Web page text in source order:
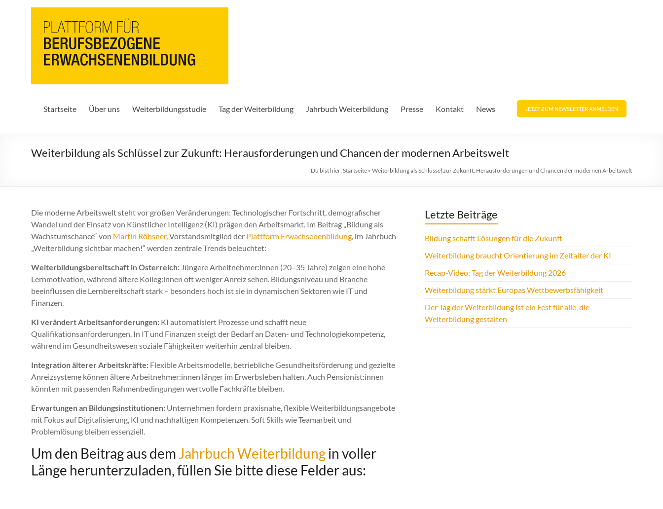
PbEB
Plattform
berufsbezogene
Startseite Über uns Weiterbildungsstudie Tag der Weiterbildung Jahrbuch Weiterbildung Presse Kontakt News JETZT ZUM NEWSLETTER ANMELDEN
Weiterbildung als Schlüssel zur Zukunft: Herausforderungen und Chancen der modernen Arbeitswelt
Du bist hier: Startseite » Weiterbildung als Schlüssel zur Zukunft: Herausforderungen und Chancen der modernen Arbeitswelt
Die moderne Arbeitswelt steht vor großen Veränderungen: Technologischer Fortschritt, demografischer
Wandel und der Einsatz von Künstlicher Intelligenz (KI) prägen den Arbeitsmarkt. Im Beitrag „Bildung als
Wachstumschance“ von Martin Röhsner, Vorstandsmitglied der Plattform Erwachsenenbildung, im Jahrbuch
„Weiterbildung sichtbar machen!“ werden zentrale Trends beleuchtet:
Weiterbildungsbereitschaft in Österreich: Jüngere Arbeitnehmer:innen (20–35 Jahre) zeigen eine hohe
Lernmotivation, während ältere Kolleg:innen oft weniger Anreiz sehen. Bildungsniveau und Branche
beeinflussen die Lernbereitschaft stark – besonders hoch ist sie in dynamischen Sektoren wie IT und
Finanzen.
KI verändert Arbeitsanforderungen: KI automatisiert Prozesse und schafft neue
Qualifikationsanforderungen. In IT und Finanzen steigt der Bedarf an Daten- und Technologiekompetenz,
während im Gesundheitswesen soziale Fähigkeiten weiterhin zentral bleiben.
Integration älterer Arbeitskräfte: Flexible Arbeitsmodelle, betriebliche Gesundheitsförderung und gezielte
Anreizsysteme können ältere Arbeitnehmer:innen länger im Erwerbsleben halten. Auch Pensionist:innen
könnten mit passenden Rahmenbedingungen wertvolle Fachkräfte bleiben.
Erwartungen an Bildungsinstitutionen: Unternehmen fordern praxisnahe, flexible Weiterbildungsangebote
mit Fokus auf Digitalisierung, KI und nachhaltigen Kompetenzen. Soft Skills wie Teamarbeit und
Problemlösung bleiben essenziell.
Um den Beitrag aus dem Jahrbuch Weiterbildung in voller
Länge herunterzuladen, füllen Sie bitte diese Felder aus:
Letzte Beiträge
Bildung schafft Lösungen für die Zukunft
Weiterbildung braucht Orientierung im Zeitalter der KI
Recap-Video: Tag der Weiterbildung 2026
Weiterbildung stärkt Europas Wettbewerbsfähigkeit
Der Tag der Weiterbildung ist ein Fest für alle, die
Weiterbildung gestalten